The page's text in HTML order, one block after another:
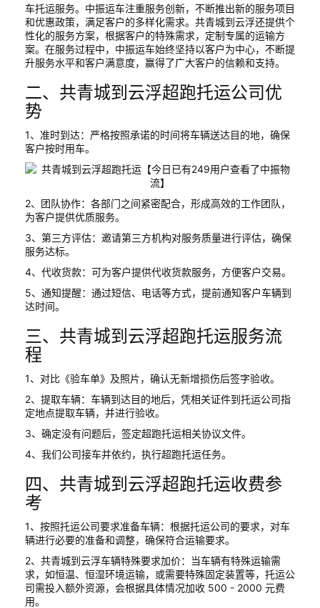
车托运服务。中振运车注重服务创新，不断推出新的服务项目
和优惠政策，满足客户的多样化需求。共青城到云浮还提供个
性化的服务方案，根据客户的特殊需求，定制专属的运输方
案。在服务过程中，中振运车始终坚持以客户为中心，不断提
升服务水平和客户满意度，赢得了广大客户的信赖和支持。
二、共青城到云浮超跑托运公司优
势
1、准时到达：严格按照承诺的时间将车辆送达目的地，确保
客户按时用车。
2、团队协作：各部门之间紧密配合，形成高效的工作团队，
为客户提供优质服务。
3、第三方评估：邀请第三方机构对服务质量进行评估，确保
服务达标。
4、代收货款：可为客户提供代收货款服务，方便客户交易。
5、通知提醒：通过短信、电话等方式，提前通知客户车辆到
达时间。
三、共青城到云浮超跑托运服务流
程
1、对比《验车单》及照片，确认无新增损伤后签字验收。
2、提取车辆：车辆到达目的地后，凭相关证件到托运公司指
定地点提取车辆，并进行验收。
3、确定没有问题后，签定超跑托运相关协议文件。
4、我们公司接车并依约，执行超跑托运任务。
四、共青城到云浮超跑托运收费参
考
1、按照托运公司要求准备车辆：根据托运公司的要求，对车
辆进行必要的准备和调整，确保符合运输要求。
2、共青城到云浮车辆特殊要求加价：当车辆有特殊运输需
求，如恒温、恒湿环境运输，或需要特殊固定装置等，托运公
司需投入额外资源，会根据具体情况加收 500 - 2000 元费
用。